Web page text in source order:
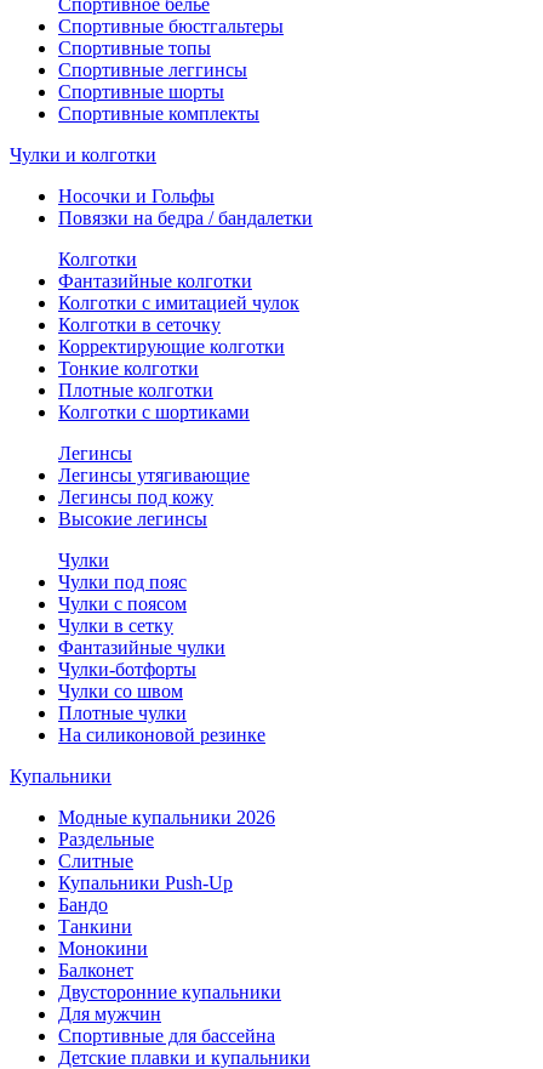
Спортивное белье
Спортивные бюстгальтеры
Спортивные топы
Спортивные леггинсы
Спортивные шорты
Спортивные комплекты
Чулки и колготки
Носочки и Гольфы
Повязки на бедра / бандалетки
Колготки
Фантазийные колготки
Колготки с имитацией чулок
Колготки в сеточку
Корректирующие колготки
Тонкие колготки
Плотные колготки
Колготки с шортиками
Легинсы
Легинсы утягивающие
Легинсы под кожу
Высокие легинсы
Чулки
Чулки под пояс
Чулки с поясом
Чулки в сетку
Фантазийные чулки
Чулки-ботфорты
Чулки со швом
Плотные чулки
На силиконовой резинке
Купальники
Модные купальники 2026
Раздельные
Слитные
Купальники Push-Up
Бандо
Танкини
Монокини
Балконет
Двусторонние купальники
Для мужчин
Спортивные для бассейна
Детские плавки и купальники